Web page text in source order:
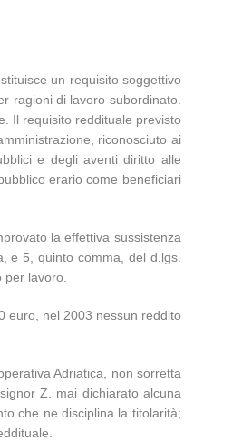
un requisito soggettivo
ragioni di lavoro subordinato.
Il requisito reddituale previsto
riconosciuto ai
e degli aventi diritto alle
erario come beneficiari
la effettiva sussistenza
e 5, quinto comma, del d.lgs.
lavoro.
euro, nel 2003 nessun reddito
Adriatica, non sorretta
Z. mai dichiarato alcuna
che ne disciplina la titolarità;